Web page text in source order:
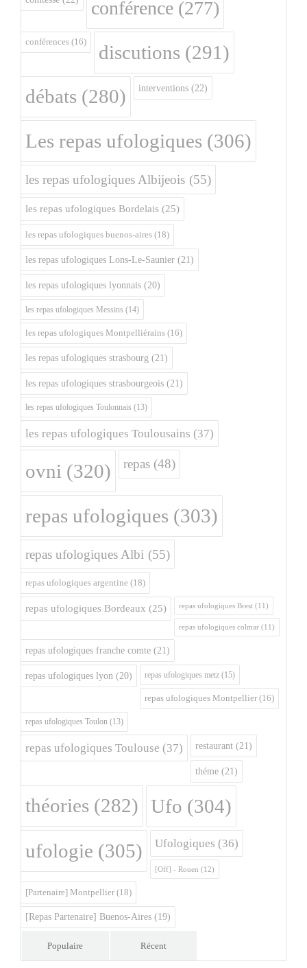
conférence (277)
conférences (16) discutions (291)
débats (280) interventions (22)
Les repas ufologiques (306)
les repas ufologiques Albijeois (55)
les repas ufologiques Bordelais (25)
les repas ufologiques buenos-aires (18)
les repas ufologiques Lons-Le-Saunier (21)
les repas ufologiques lyonnais (20)
les repas ufologiques Messins (14)
les repas ufologiques Montpelliérains (16)
les repas ufologiques strasbourg (21)
les repas ufologiques strasbourgeois (21)
les repas ufologiques Toulonnais (13)
les repas ufologiques Toulousains (37)
ovni (320) repas (48)
repas ufologiques (303)
repas ufologiques Albi (55)
repas ufologiques argentine (18)
repas ufologiques Bordeaux (25) repas ufologiques Brest (11)
repas ufologiques colmar (11)
repas ufologiques franche comte (21)
repas ufologiques lyon (20) repas ufologiques metz (15)
repas ufologiques Montpellier (16)
repas ufologiques Toulon (13)
repas ufologiques Toulouse (37) restaurant (21)
théme (21)
théories (282) Ufo (304)
ufologie (305) Ufologiques (36)
[Off] - Rouen (12)
[Partenaire] Montpellier (18)
[Repas Partenaire] Buenos-Aires (19)
Populaire Récent